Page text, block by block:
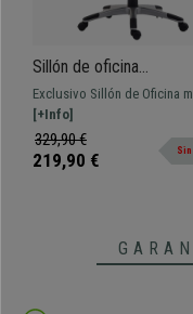
Sillón de oficina
BALTIMORE, Gran
Acolchado, muy
tapizado en piel color
Exclusivo Sillón de Oficina
BALTIMORE, un Sillon
con gran acolchado
cómodo y respaldo alto con
[+Info]
329,90 €
219,90 €